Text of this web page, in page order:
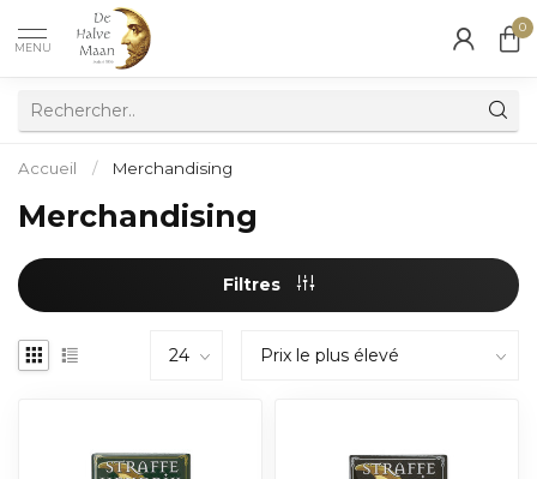
MENU
0
Accueil / Merchandising
Merchandising
Filtres